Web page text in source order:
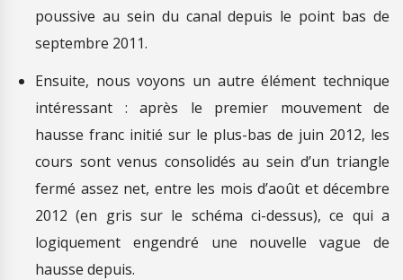
poussive au sein du canal depuis le point bas de
septembre 2011.
Ensuite, nous voyons un autre élément technique
intéressant : après le premier mouvement de
hausse franc initié sur le plus-bas de juin 2012, les
cours sont venus consolidés au sein d’un triangle
fermé assez net, entre les mois d’août et décembre
2012 (en gris sur le schéma ci-dessus), ce qui a
logiquement engendré une nouvelle vague de
hausse depuis.